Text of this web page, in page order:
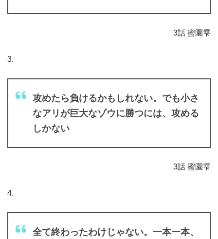
3話 蜜園雫
3.
攻めたら負けるかもしれない。でも小さ
なアリが巨大なゾウに勝つには、攻める
しかない
3話 蜜園雫
4.
全て終わったわけじゃない。一本一本、